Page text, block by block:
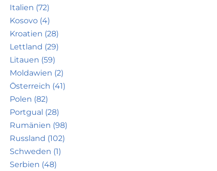
Italien (72)
Kosovo (4)
Kroatien (28)
Lettland (29)
Litauen (59)
Moldawien (2)
Österreich (41)
Polen (82)
Portgual (28)
Rumänien (98)
Russland (102)
Schweden (1)
Serbien (48)